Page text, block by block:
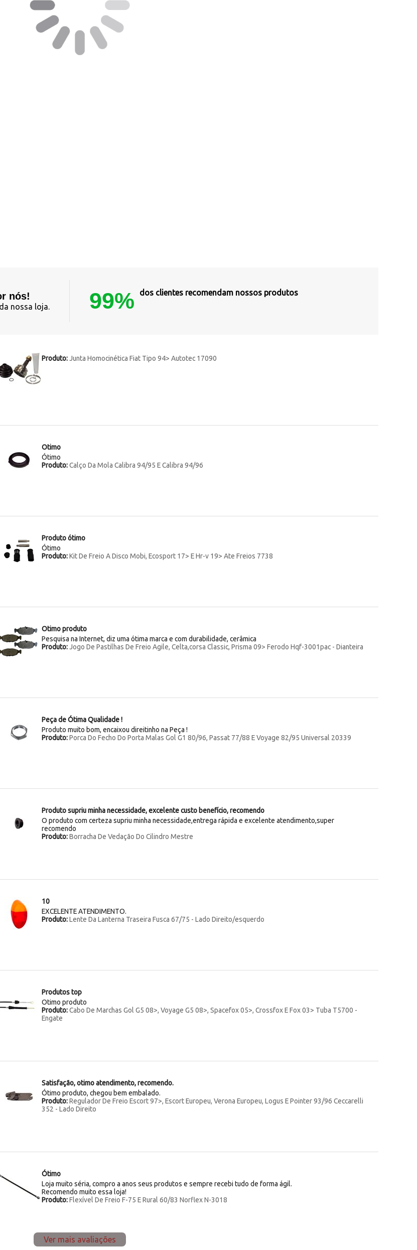
nós!
nossa loja. 99% dos clientes recomendam nossos produtos
Produto:Junta Homocinética Fiat Tipo 94> Autotec 17090
Otimo
Ótimo
Produto:Calço Da Mola Calibra 94/95 E Calibra 94/96
Produto ótimo
Ótimo
Produto:Kit De Freio A Disco Mobi, Ecosport 17> E Hr-v 19> Ate Freios 7738
Otimo produto
Pesquisa na Internet, diz uma ótima marca e com durabilidade, cerâmica
Produto:Jogo De Pastilhas De Freio Agile, Celta,corsa Classic, Prisma 09> Ferodo Hqf-3001pac - Dianteira
Peça de Ótima Qualidade !
Produto muito bom, encaixou direitinho na Peça !
Produto:Porca Do Fecho Do Porta Malas Gol G1 80/96, Passat 77/88 E Voyage 82/95 Universal 20339
Produto supriu minha necessidade, excelente custo benefício, recomendo
O produto com certeza supriu minha necessidade,entrega rápida e excelente atendimento,super
recomendo
Produto:Borracha De Vedação Do Cilindro Mestre
10
EXCELENTE ATENDIMENTO.
Produto:Lente Da Lanterna Traseira Fusca 67/75 - Lado Direito/esquerdo
Produtos top
Otimo produto
Produto:Cabo De Marchas Gol G5 08>, Voyage G5 08>, Spacefox 05>, Crossfox E Fox 03> Tuba T5700 -
Engate
Satisfação, otimo atendimento, recomendo.
Ótimo produto, chegou bem embalado.
Produto:Regulador De Freio Escort 97>, Escort Europeu, Verona Europeu, Logus E Pointer 93/96 Ceccarelli
352 - Lado Direito
Ótimo
Loja muito séria, compro a anos seus produtos e sempre recebi tudo de forma ágil.
Recomendo muito essa loja!
Produto:Flexível De Freio F-75 E Rural 60/83 Norflex N-3018
Ver mais avaliações